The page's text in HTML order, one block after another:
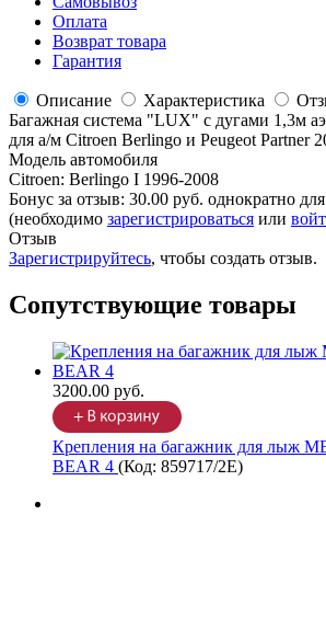
Оплата
Возврат товара
Гарантия
Описание Характеристика
Багажная система "LUX" с дугами 1,3м
для а/м Citroen Berlingo и Peugeot Partner
Модель автомобиля
Citroen: Berlingo I 1996-2008
Бонус за отзыв: 30.00 руб. однократно
(необходимо зарегистрироваться или
Отзыв
Зарегистрируйтесь, чтобы создать отзыв.
Сопутствующие товары
3200.00 руб.
Крепления на багажник для лыж
BEAR 4 (Код: 859717/2Е)